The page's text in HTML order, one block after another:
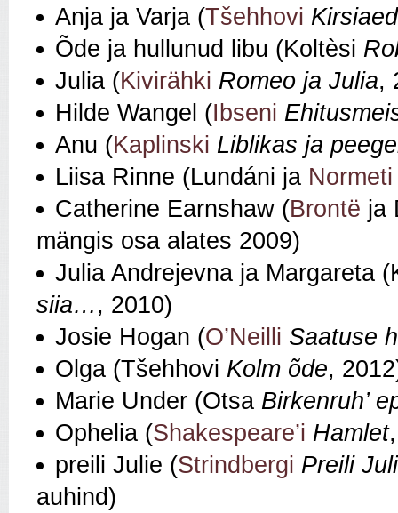
Anja ja Varja (Tšehhovi Kirsiaed
Õde ja hullunud libu (Koltèsi
Julia (Kivirähki Romeo ja Julia,
Hilde Wangel (Ibseni
Anu (Kaplinski Liblikas ja
Liisa Rinne (Lundáni ja Normeti
Catherine Earnshaw (Brontë ja
mängis osa alates 2009)
Julia Andrejevna ja Margareta
siia… , 2010)
Josie Hogan (O’Neilli Saatuse
Olga (Tšehhovi Kolm õde,
Marie Under (Otsa Birkenruh’
Ophelia (Shakespeare’i Hamlet
preili Julie (Strindbergi Preili
auhind)